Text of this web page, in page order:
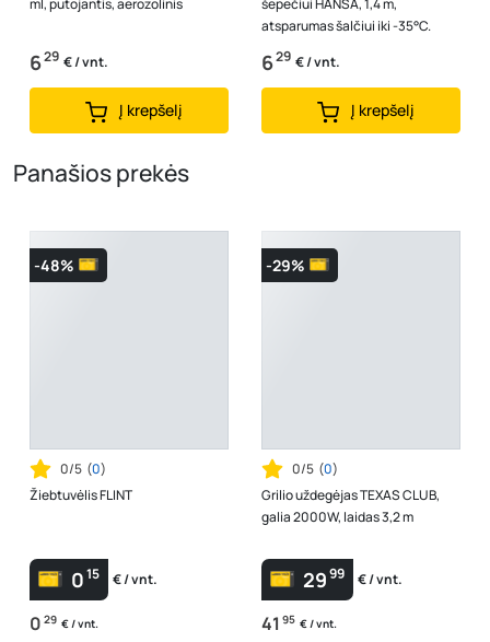
ml, putojantis, aerozolinis
629 € / vnt.
Į krepšelį
šepečiui HANSA, 1,4 m,
atsparumas šalčiui iki -35°C.
629 € / vnt.
Į krepšelį
Panašios prekės
-48%
0/5 (0)
Žiebtuvėlis FLINT
015 € / vnt.
0 29 € / vnt.
-29%
0/5 (0)
Grilio uždegėjas TEXAS CLUB,
galia 2000W, laidas 3,2 m
2999 € / vnt.
41 95 € / vnt.